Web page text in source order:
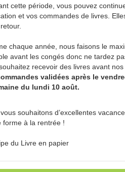
cette période, vous pouvez
et vos commandes de livres.
chaque année, nous faisons le
avant les congés donc ne tardez
recevoir des livres avant nos
validées après le
du lundi 10 août.
souhaitons d’excellentes
forme à la rentrée !
du Livre en papier
livre